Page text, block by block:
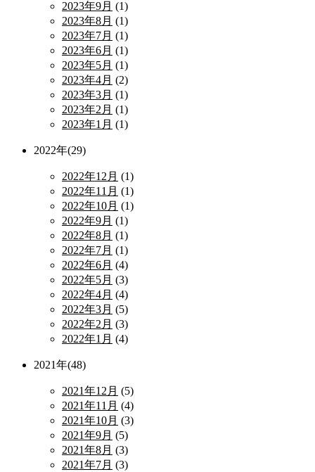
2023年9月 (1)
2023年8月 (1)
2023年7月 (1)
2023年6月 (1)
2023年5月 (1)
2023年4月 (2)
2023年3月 (1)
2023年2月 (1)
2023年1月 (1)
2022年(29)
2022年12月 (1)
2022年11月 (1)
2022年10月 (1)
2022年9月 (1)
2022年8月 (1)
2022年7月 (1)
2022年6月 (4)
2022年5月 (3)
2022年4月 (4)
2022年3月 (5)
2022年2月 (3)
2022年1月 (4)
2021年(48)
2021年12月 (5)
2021年11月 (4)
2021年10月 (3)
2021年9月 (5)
2021年8月 (3)
2021年7月 (3)